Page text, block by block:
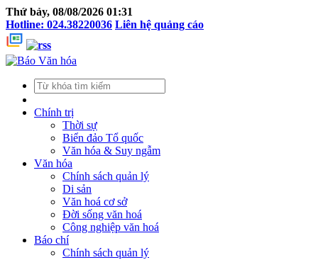
Thứ bảy, 08/08/2026 01:31
Hotline: 024.38220036 Liên hệ quảng cáo
Chính trị
Thời sự
Biển đảo Tổ quốc
Văn hóa & Suy ngẫm
Văn hóa
Chính sách quản lý
Di sản
Văn hoá cơ sở
Đời sống văn hoá
Công nghiệp văn hoá
Báo chí
Chính sách quản lý